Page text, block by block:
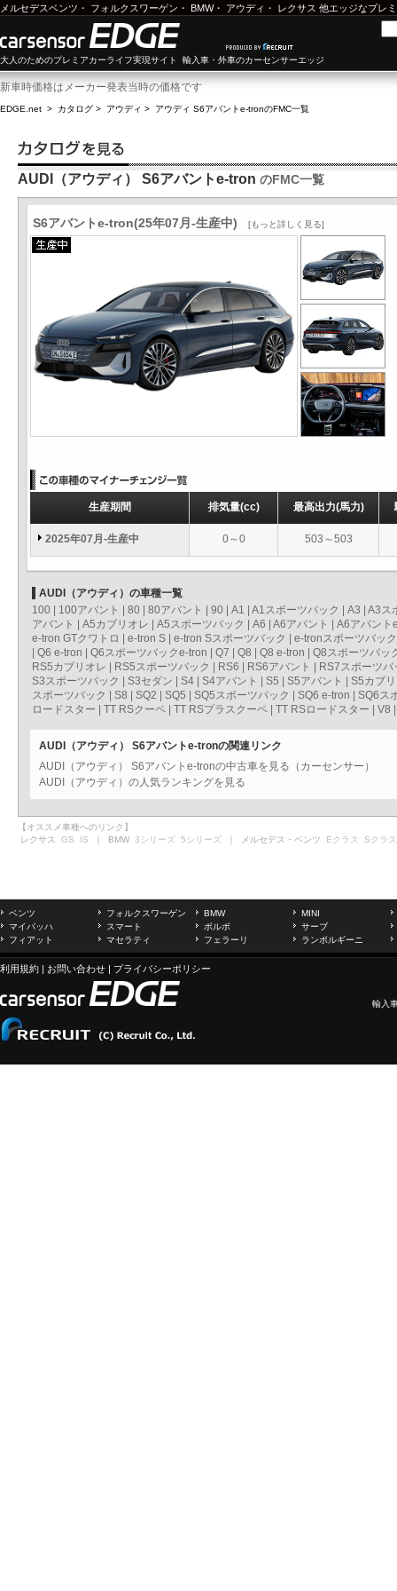
メルセデスベンツ ・ フォルクスワーゲン ・ BMW・ アウディ ・ レクサス 他エッジなプレ
大人のためのプレミアカーライフ実現サイト 輸入車・外車のカーセンサーエッジ
新車時価格はメーカー発表当時の価格です
EDGE.net > カタログ > アウディ > アウディ S6アバントe-tronのFMC一覧
AUDI（アウディ） S6アバントe-tron のFMC一覧
S6アバントe-tron(25年07月-生産中) [もっと詳しく見る]
生産期間 排気量(cc) 最高出力(馬力)
2025年07月-生産中 0～0 503～503
AUDI（アウディ）の車種一覧
100
100アバント 80 80アバント 90 A1 A1スポーツバック A3
A3ス
アバント
A5カブリオレ A5スポーツバック A6 A6アバント
A6アバント
e-tron GTクワトロ
e-tron S e-tron Sスポーツバック
e-tronスポーツバック
Q6 e-tron Q6スポーツバックe-tron Q7 Q8 Q8 e-tron
Q8スポーツバッ
RS5カブリオレ
RS5スポーツバック RS6 RS6アバント
RS7スポーツバ
S3スポーツバック
S3セダン S4 S4アバント S5 S5アバント
S5カブ
スポーツバック
S8 SQ2 SQ5 SQ5スポーツバック SQ6 e-tron
SQ6ス
ロードスター
TT RSクーペ TT RSプラスクーペ TT RSロードスター V8
AUDI（アウディ） S6アバントe-tronの関連リンク
AUDI（アウディ） S6アバントe-tronの中古車を見る（カーセンサー）
AUDI（アウディ）の人気ランキングを見る
【オススメ車種へのリンク】
レクサス GS IS ｜ BMW 3シリーズ 5シリーズ ｜ メルセデス・ベンツ Eクラス Sクラス
ベンツ フォルクスワーゲン BMW
MINI
マイバッハ
スマート ボルボ
サーブ
フィアット
マセラティ フェラーリ ランボルギーニ
利用規約 | お問い合わせ | プライバシーポリシー
輸入